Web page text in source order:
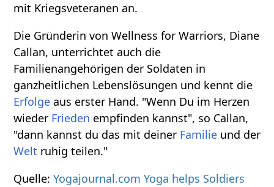
mit Kriegsveteranen an.
Die Gründerin von Wellness for Warriors, Diane
Callan, unterrichtet auch die
Familienangehörigen der Soldaten in
ganzheitlichen Lebenslösungen und kennt die
Erfolge aus erster Hand. "Wenn Du im Herzen
wieder Frieden empfinden kannst", so Callan,
"dann kannst du das mit deiner Familie und der
Welt ruhig teilen."
Quelle:Yogajournal.com Yoga helps Soldiers